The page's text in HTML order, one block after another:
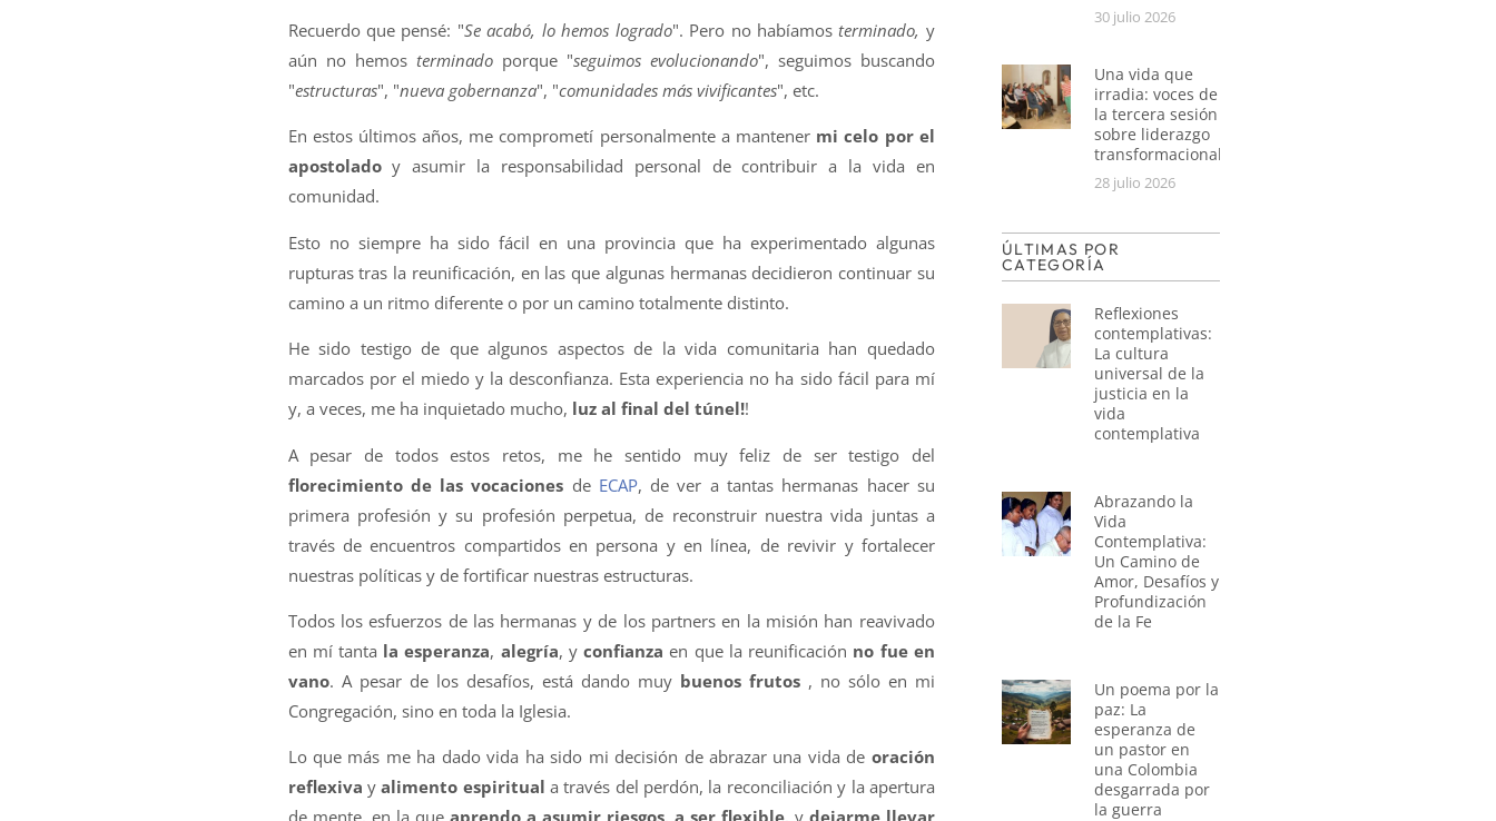
Recuerdo que pensé: "Se acabó, lo hemos logrado". Pero no habíamosterminado, y
aún no hemos terminadoporque "seguimos evolucionando", seguimos buscando
"estructuras", "nueva gobernanza", "comunidades más vivificantes", etc.
En estos últimos años, me comprometí personalmente a mantener mi celo por el
apostoladoy asumir la responsabilidad personal de contribuir a la vida en
comunidad.
Esto no siempre ha sido fácil en una provincia que ha experimentado algunas
rupturas tras la reunificación, en las que algunas hermanas decidieron continuar su
camino a un ritmo diferente o por un camino totalmente distinto.
He sido testigo de que algunos aspectos de la vida comunitaria han quedado
marcados por el miedo y la desconfianza. Esta experiencia no ha sido fácil para mí
y, a veces, me ha inquietado mucho, luz al final del túnel!!
A pesar de todos estos retos, me he sentido muy feliz de ser testigo del
florecimiento de las vocaciones de ECAP, de ver a tantas hermanas hacer su
primera profesión y su profesión perpetua, de reconstruir nuestra vida juntas a
través de encuentros compartidos en persona y en línea, de revivir y fortalecer
nuestras políticas y de fortificar nuestras estructuras.
Todos los esfuerzos de las hermanas y de los partners en la misión han reavivado
en mí tanta la esperanza, alegría, yconfianza en que la reunificación no fue en
vano. A pesar de los desafíos, está dando muy buenos frutos, no sólo en mi
Congregación, sino en toda la Iglesia.
Lo que más me ha dado vida ha sido mi decisión de abrazar una vida de oración
reflexiva yalimento espiritual a través del perdón, la reconciliación y la apertura
30 julio 2026
Una vida que
irradia: voces de
la tercera sesión
sobre liderazgo
transformacional
28 julio 2026
ÚLTIMAS POR
CATEGORÍA
Reflexiones
contemplativas:
La cultura
universal de la
justicia en la
vida
contemplativa
Abrazando la
Vida
Contemplativa:
Un Camino de
Amor, Desafíos y
Profundización
de la Fe
Un poema por la
paz: La
esperanza de
un pastor en
una Colombia
desgarrada por
la guerra